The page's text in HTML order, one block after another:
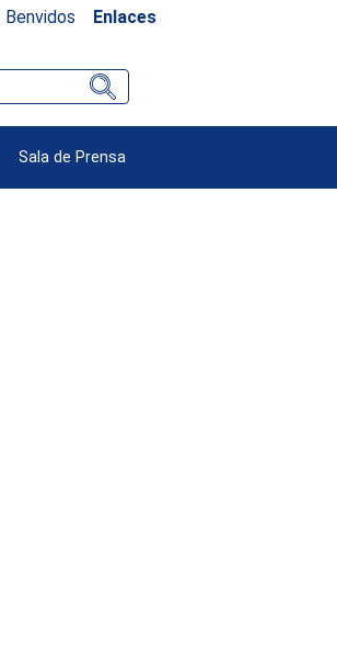
Benvidos Enlaces
Sala de Prensa